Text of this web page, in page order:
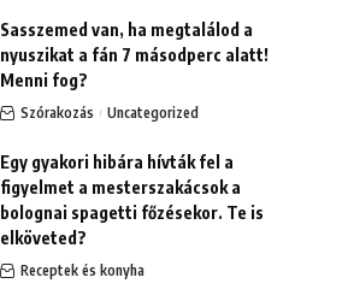
Sasszemed van, ha megtalálod a
nyuszikat a fán 7 másodperc alatt!
Menni fog?
Szórakozás Uncategorized
Egy gyakori hibára hívták fel a
figyelmet a mesterszakácsok a
bolognai spagetti főzésekor. Te is
elköveted?
Receptek és konyha